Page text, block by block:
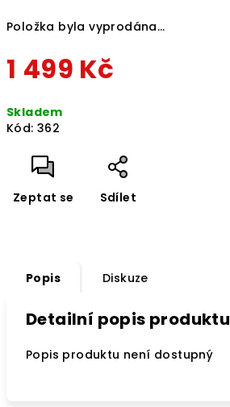
Položka byla vyprodána…
1 499 Kč
cena:
Skladem
Kód: 362
Zeptat se Sdílet
Popis Diskuze
Detailní popis produktu
Popis produktu není dostupný